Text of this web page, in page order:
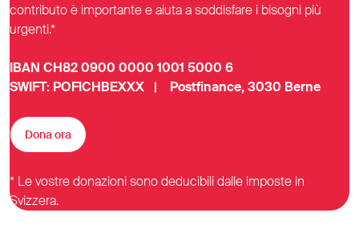
contributo è importante e aiuta a soddisfare i bisogni più
urgenti.*
IBAN CH82 0900 0000 1001 5000 6
SWIFT: POFICHBEXXX | Postfinance, 3030 Berne
Dona ora
* Le vostre donazioni sono deducibili dalle imposte in
Svizzera.